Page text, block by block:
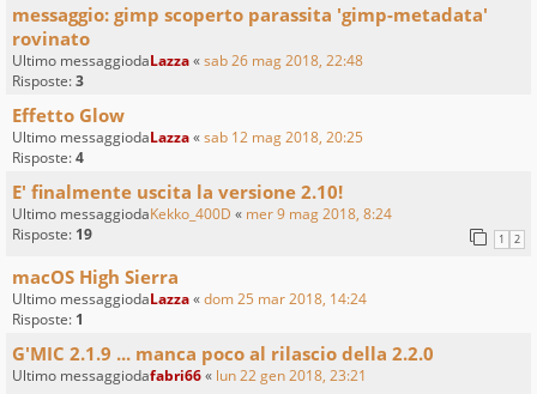
messaggio: gimp scoperto parassita 'gimp-metadata'
rovinato
Ultimo messaggiodaLazza«sab 26 mag 2018, 22:48
Risposte:3
Effetto Glow
Ultimo messaggiodaLazza«sab 12 mag 2018, 20:25
Risposte:4
E' finalmente uscita la versione 2.10!
Ultimo messaggiodaKekko_400D « mer 9 mag 2018, 8:24
Risposte: 19 1 2
macOS High Sierra
Ultimo messaggiodaLazza«dom 25 mar 2018, 14:24
Risposte: 1
G'MIC 2.1.9 ... manca poco al rilascio della 2.2.0
Ultimo messaggiodafabri66« lun 22 gen 2018, 23:21